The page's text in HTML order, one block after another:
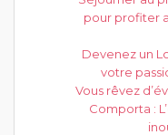
pour profiter
Devenez un
votre
Vous rêvez
Comporta :